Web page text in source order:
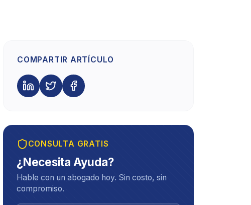
COMPARTIR ARTÍCULO
CONSULTA GRATIS
¿Necesita Ayuda?
Hable con un abogado hoy. Sin costo, sin
compromiso.